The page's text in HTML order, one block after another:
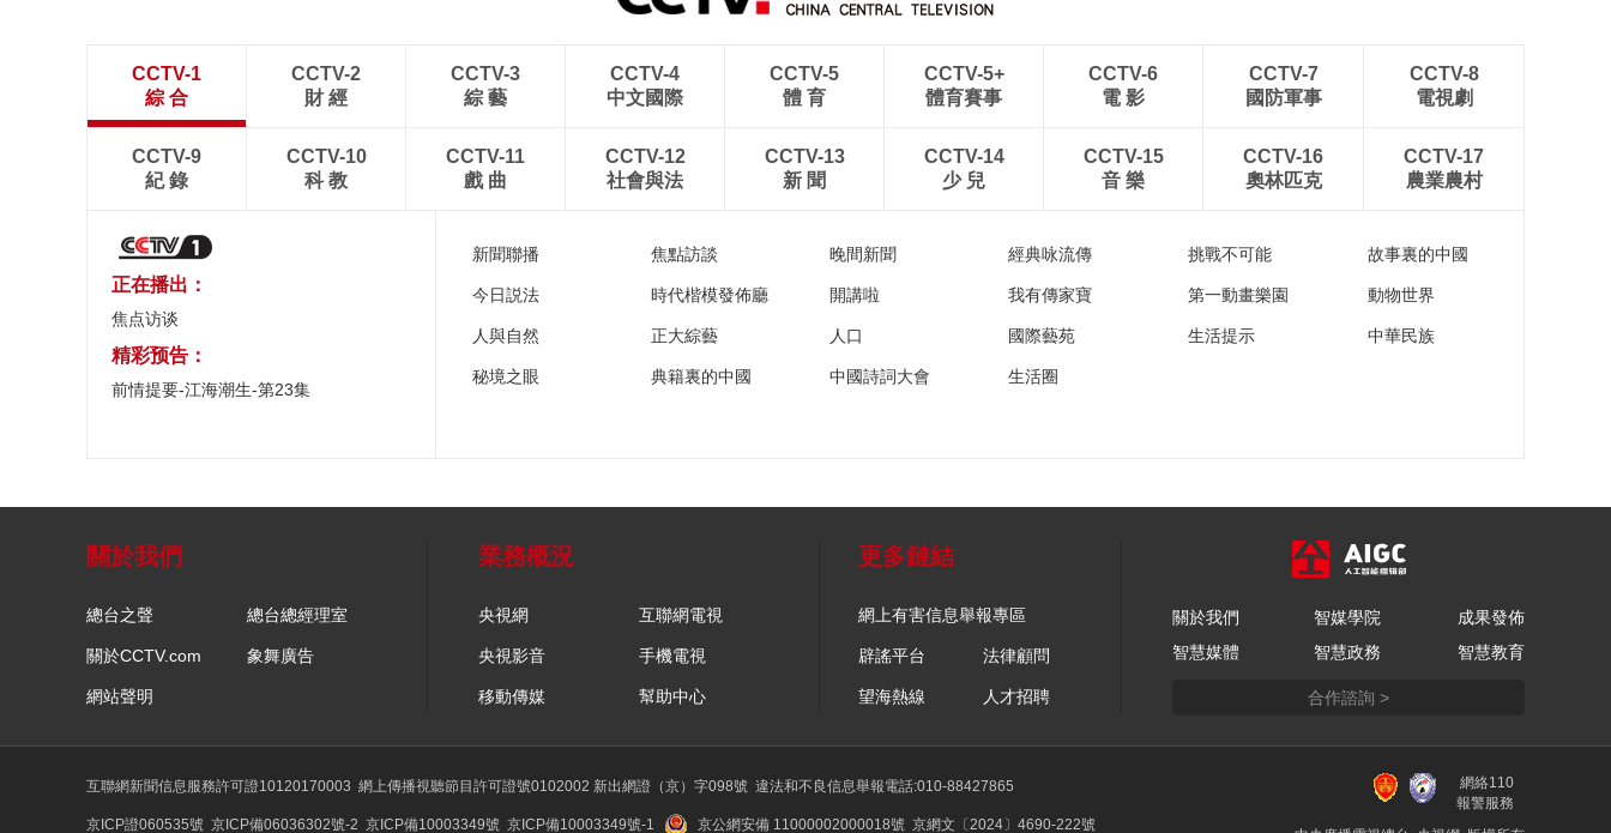
CCTV-1
綜 合
CCTV-2
財 經
CCTV-3
綜 藝
CCTV-4
中文國際
CCTV-5
體 育
CCTV-5+
體育賽事
CCTV-6
電 影
CCTV-7
國防軍事
CCTV-8
電視劇
CCTV-9
紀 錄
CCTV-10
科 教
CCTV-11
戲 曲
CCTV-12
社會與法
CCTV-13
新 聞
CCTV-14
少 兒
CCTV-15
音 樂
CCTV-16
奧林匹克
CCTV-17
農業農村
正在播出：
焦点访谈
精彩预告：
前情提要-江海潮生-第23集
新聞聯播 焦點訪談 晚間新聞 經典咏流傳 挑戰不可能 故事裏的中國
今日説法 時代楷模發佈廳 開講啦 我有傳家寶 第一動畫樂園 動物世界
人與自然 正大綜藝 人口 國際藝苑 生活提示 中華民族
秘境之眼 典籍裏的中國 中國詩詞大會 生活圈
關於我們
總台之聲 總台總經理室
關於CCTV.com 象舞廣告
網站聲明
業務概況
央視網 互聯網電視
央視影音 手機電視
移動傳媒 幫助中心
更多鏈結
網上有害信息舉報專區
辟謠平台 法律顧問
望海熱線 人才招聘
關於我們 智媒學院
成果發佈
智慧媒體
智慧政務 智慧教育
合作諮詢 >
互聯網新聞信息服務許可證10120170003 網上傳播視聽節目許可證號0102002 新出網證（京）字098號 違法和不良信息舉報電話:010-88427865
京ICP證060535號 京ICP備06036302號-2 京ICP備10003349號 京ICP備10003349號-1 京公網安備 11000002000018號 京網文〔2024〕4690-222號
網絡110
報警服務